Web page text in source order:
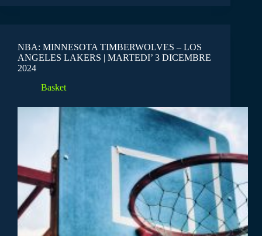
NBA: MINNESOTA TIMBERWOLVES – LOS
ANGELES LAKERS | MARTEDI’ 3 DICEMBRE
2024
Basket